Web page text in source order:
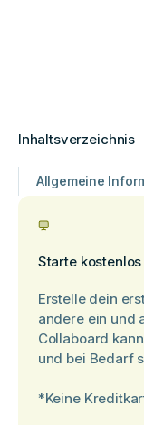
Inhaltsverzeichnis
Allgemeine
Starte
Erstelle dein
andere ein und
Collaboard
und bei Bedarf
*Keine